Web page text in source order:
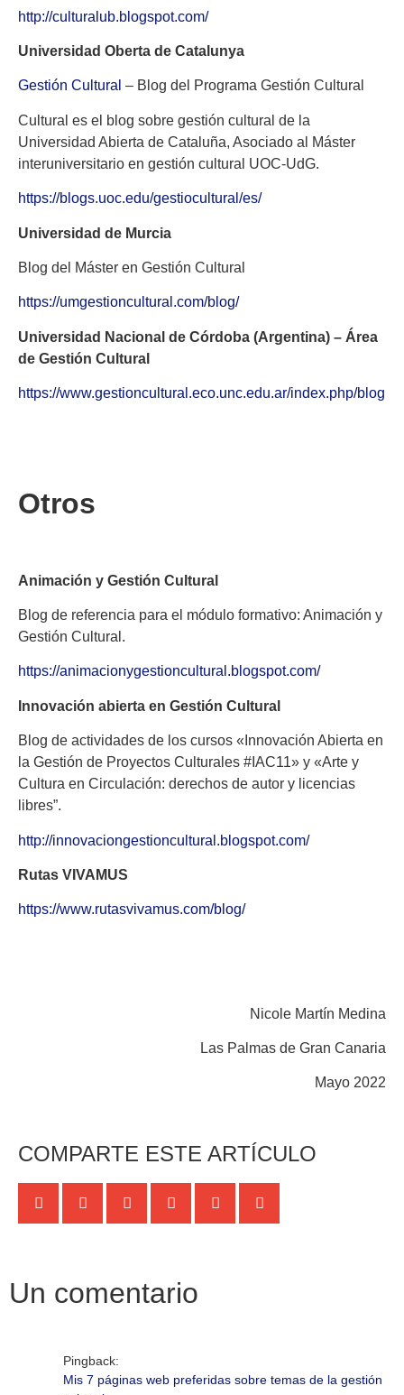
http://culturalub.blogspot.com/
Universidad Oberta de Catalunya
Gestión Cultural – Blog del Programa Gestión Cultural
Cultural es el blog sobre gestión cultural de la
Universidad Abierta de Cataluña, Asociado al Máster
interuniversitario en gestión cultural UOC-UdG.
https://blogs.uoc.edu/gestiocultural/es/
Universidad de Murcia
Blog del Máster en Gestión Cultural
https://umgestioncultural.com/blog/
Universidad Nacional de Córdoba (Argentina) – Área
de Gestión Cultural
https://www.gestioncultural.eco.unc.edu.ar/index.php/blog
Otros
Animación y Gestión Cultural
Blog de referencia para el módulo formativo: Animación y
Gestión Cultural.
https://animacionygestioncultural.blogspot.com/
Innovación abierta en Gestión Cultural
Blog de actividades de los cursos «Innovación Abierta en
la Gestión de Proyectos Culturales #IAC11» y «Arte y
Cultura en Circulación: derechos de autor y licencias
libres”.
http://innovaciongestioncultural.blogspot.com/
Rutas VIVAMUS
https://www.rutasvivamus.com/blog/
Nicole Martín Medina
Las Palmas de Gran Canaria
Mayo 2022
COMPARTE ESTE ARTÍCULO
Un comentario
Pingback:
Mis 7 páginas web preferidas sobre temas de la gestión